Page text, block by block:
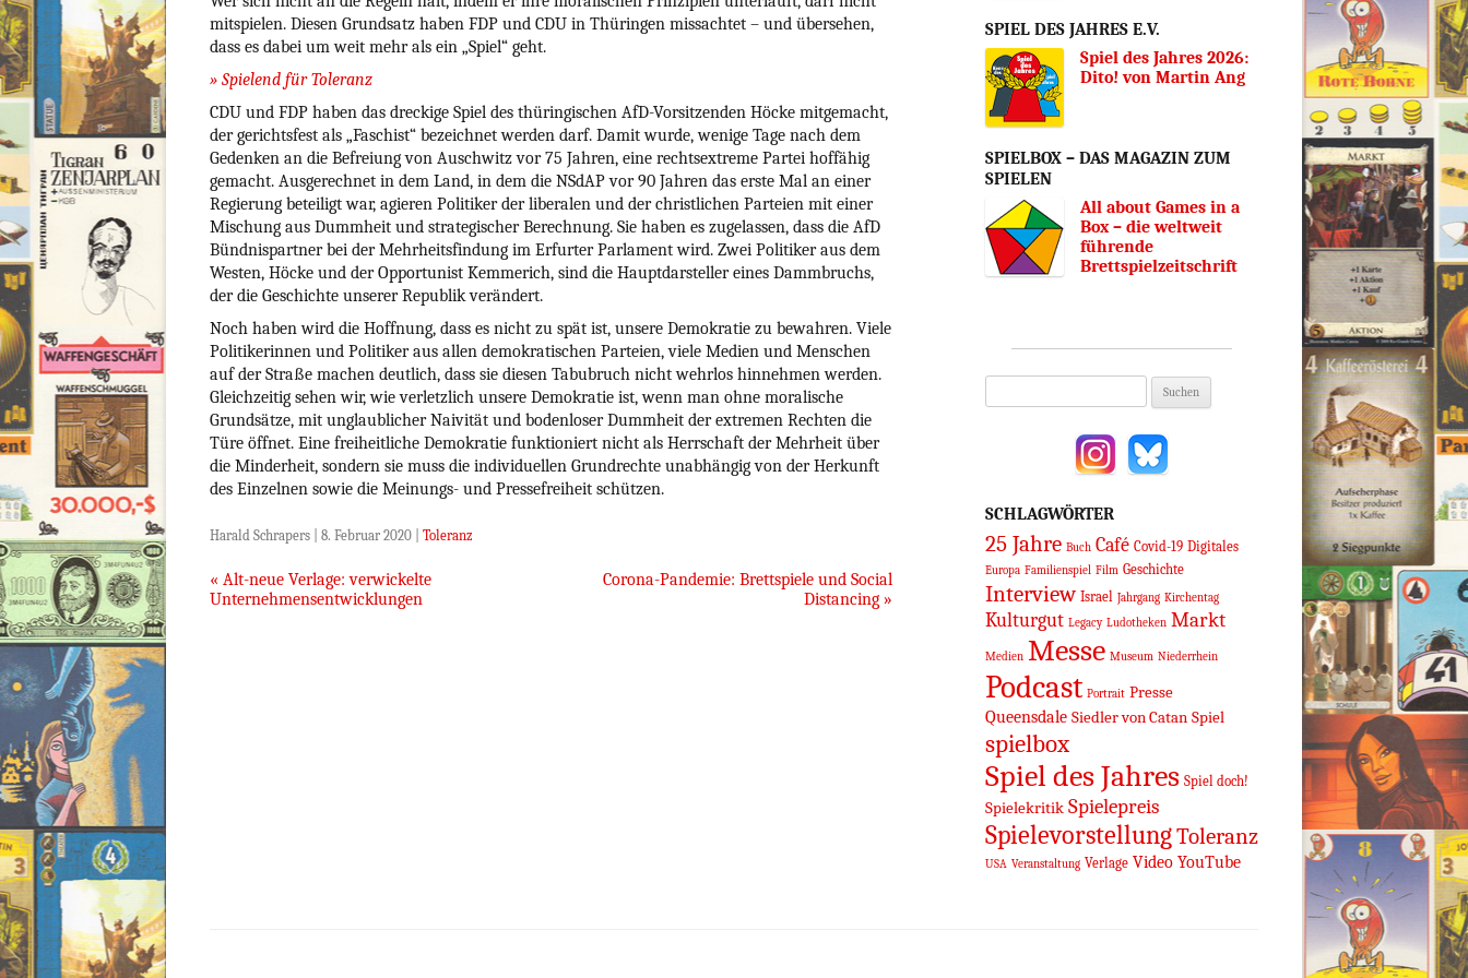
2009
2008
2006
2005
2004
2003
2002
2001
2000
1999
1998
älter
mitspielen. Diesen Grundsatz haben FDP und CDU in Thüringen missachtet – und übersehen,
dass es dabei um weit mehr als ein „Spiel“ geht.
» Spielend für Toleranz
CDU und FDP haben das dreckige Spiel des thüringischen AfD-Vorsitzenden Höcke mitgemacht,
der gerichtsfest als „Faschist“ bezeichnet werden darf. Damit wurde, wenige Tage nach dem
Gedenken an die Befreiung von Auschwitz vor 75 Jahren, eine rechtsextreme Partei hoffähig
gemacht. Ausgerechnet in dem Land, in dem die NSdAP vor 90 Jahren das erste Mal an einer
Regierung beteiligt war, agieren Politiker der liberalen und der christlichen Parteien mit einer
Mischung aus Dummheit und strategischer Berechnung. Sie haben es zugelassen, dass die AfD
Bündnispartner bei der Mehrheitsfindung im Erfurter Parlament wird. Zwei Politiker aus dem
Westen, Höcke und der Opportunist Kemmerich, sind die Hauptdarsteller eines Dammbruchs,
der die Geschichte unserer Republik verändert.
Noch haben wird die Hoffnung, dass es nicht zu spät ist, unsere Demokratie zu bewahren. Viele
Politikerinnen und Politiker aus allen demokratischen Parteien, viele Medien und Menschen
auf der Straße machen deutlich, dass sie diesen Tabubruch nicht wehrlos hinnehmen werden.
Gleichzeitig sehen wir, wie verletzlich unsere Demokratie ist, wenn man ohne moralische
Grundsätze, mit unglaublicher Naivität und bodenloser Dummheit der extremen Rechten die
Türe öffnet. Eine freiheitliche Demokratie funktioniert nicht als Herrschaft der Mehrheit über
die Minderheit, sondern sie muss die individuellen Grundrechte unabhängig von der Herkunft
des Einzelnen sowie die Meinungs- und Pressefreiheit schützen.
Harald Schrapers 8. Februar 2020 Toleranz
Beitragsnavigation
« Alt-neue Verlage: verwickelte
Unternehmensentwicklungen
Corona-Pandemie: Brettspiele und Social
Distancing »
SPIEL DES JAHRES E.V.
Spiel des Jahres 2026:
Dito! von Martin Ang
SPIELBOX – DAS MAGAZIN ZUM
SPIELEN
All about Games in a
Box – die weltweit
führende
Brettspielzeitschrift
nach:
SCHLAGWÖRTER
25 Jahre Buch Café Covid-19 Digitales
Europa Familienspiel Film Geschichte
Interview Israel Jahrgang Kirchentag
Kulturgut Legacy Ludotheken Markt
Medien Messe Museum Niederrhein
Podcast Portrait Presse
Queensdale Siedler von Catan Spiel
spielbox
Spiel des Jahres Spiel doch!
Spielekritik Spielepreis
SpielevorstellungToleranz
USA Veranstaltung Verlage Video YouTube